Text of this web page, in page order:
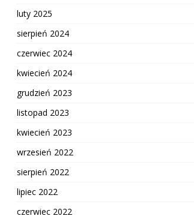
luty 2025
sierpień 2024
czerwiec 2024
kwiecień 2024
grudzień 2023
listopad 2023
kwiecień 2023
wrzesień 2022
sierpień 2022
lipiec 2022
czerwiec 2022